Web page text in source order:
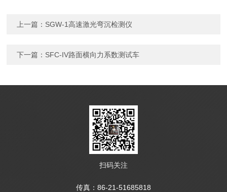
上一篇： SGW-1高速激光弯沉检测仪
下一篇： SFC-IV路面横向力系数测试车
扫码关注
传真：86-21-51685818